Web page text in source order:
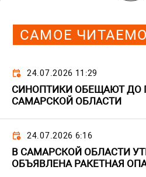
САМОЕ
24.07.2026 11:29
СИНОПТИКИ ОБЕЩАЮТ ДО
САМАРСКОЙ ОБЛАСТИ
24.07.2026 6:16
В САМАРСКОЙ ОБЛАСТИ
ОБЪЯВЛЕНА РАКЕТНАЯ